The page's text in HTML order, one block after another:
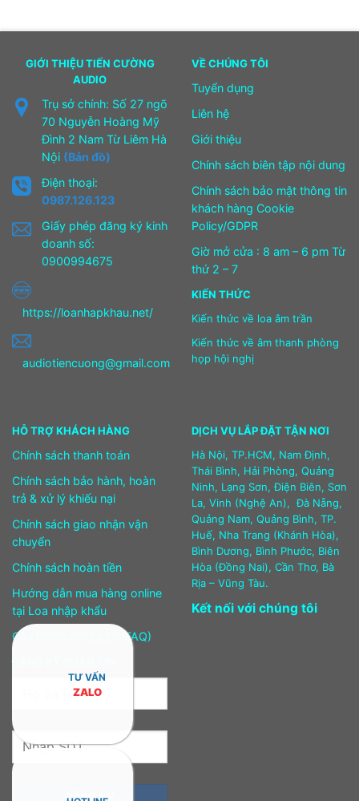
GIỚI THIỆU TIẾN CƯỜNG
AUDIO
Trụ sở chính: Số 27 ngõ
70 Nguyễn Hoàng Mỹ
Đình 2 Nam Từ Liêm Hà
Nội (Bản đồ)
Điện thoại:
0987.126.123
Giấy phép đăng ký kinh
doanh số:
0900994675
https://loanhapkhau.net/
audiotiencuong@gmail.com
VỀ CHÚNG TÔI
Tuyển dụng
Liên hệ
Giới thiệu
Chính sách biên tập nội dung
Chính sách bảo mật thông tin
khách hàng Cookie
Policy/GDPR
Giờ mở cửa : 8 am – 6 pm Từ
thứ 2 – 7
KIẾN THỨC
Kiến thức về loa âm trần
Kiến thức về âm thanh phòng
họp hội nghị
HỖ TRỢ KHÁCH HÀNG
Chính sách thanh toán
Chính sách bảo hành, hoàn
trả & xử lý khiếu nại
Chính sách giao nhận vận
chuyển
Chính sách hoàn tiền
Hướng dẫn mua hàng online
tại Loa nhập khẩu
Câu hỏi thường gặp (FAQ)
DỊCH VỤ LẮP ĐẶT TẬN NƠI
Hà Nội, TP.HCM, Nam Định,
Thái Bình, Hải Phòng, Quảng
Ninh, Lạng Sơn, Điện Biên, Sơn
La, Vinh (Nghệ An), Đà Nẵng,
Quảng Nam, Quảng Bình, TP.
Huế, Nha Trang (Khánh Hòa),
Bình Dương, Bình Phước, Biên
Hòa (Đồng Nai), Cần Thơ, Bà
Rịa – Vũng Tàu.
Kết nối với chúng tôi
TƯ VẤN
ZALO